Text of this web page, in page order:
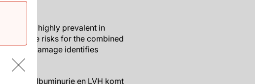
LVH is highly prevalent in
additive risks for the combined
organ damage identifies
albuminurie en LVH komt